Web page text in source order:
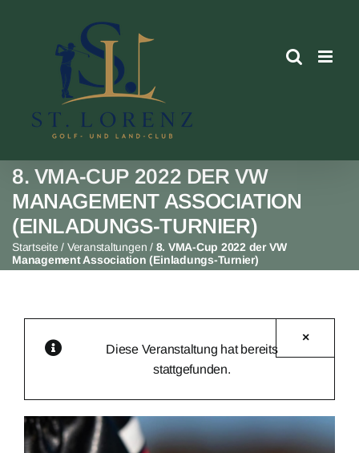
8. VMA-CUP 2022 DER VW
MANAGEMENT ASSOCIATION
(EINLADUNGS-TURNIER)
Startseite / Veranstaltungen / 8. VMA-Cup 2022 der VW
Management Association (Einladungs-Turnier)
Diese Veranstaltung hat bereits
stattgefunden.
×